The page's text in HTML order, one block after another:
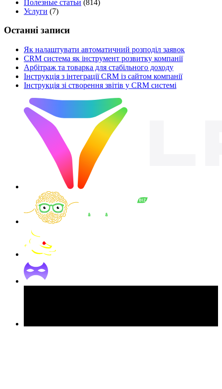
Полезные статьи (814)
Услуги (7)
Останні записи
Як налаштувати автоматичний розподіл заявок
CRM система як інструмент розвитку компанії
Арбітраж та товарка для стабільного доходу
Інструкція з інтеграції CRM із сайтом компанії
Інструкція зі створення звітів у CRM системі